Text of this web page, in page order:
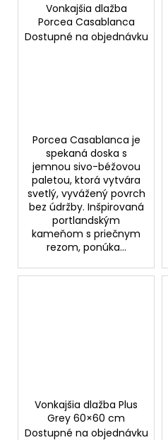
Vonkajšia dlažba
Porcea Casablanca
Dostupné na objednávku
Porcea Casablanca je
spekaná doska s
jemnou sivo-béžovou
paletou, ktorá vytvára
svetlý, vyvážený povrch
bez údržby. Inšpirovaná
portlandským
kameňom s priečnym
rezom, ponúka...
Vonkajšia dlažba Plus
Grey 60×60 cm
Dostupné na objednávku